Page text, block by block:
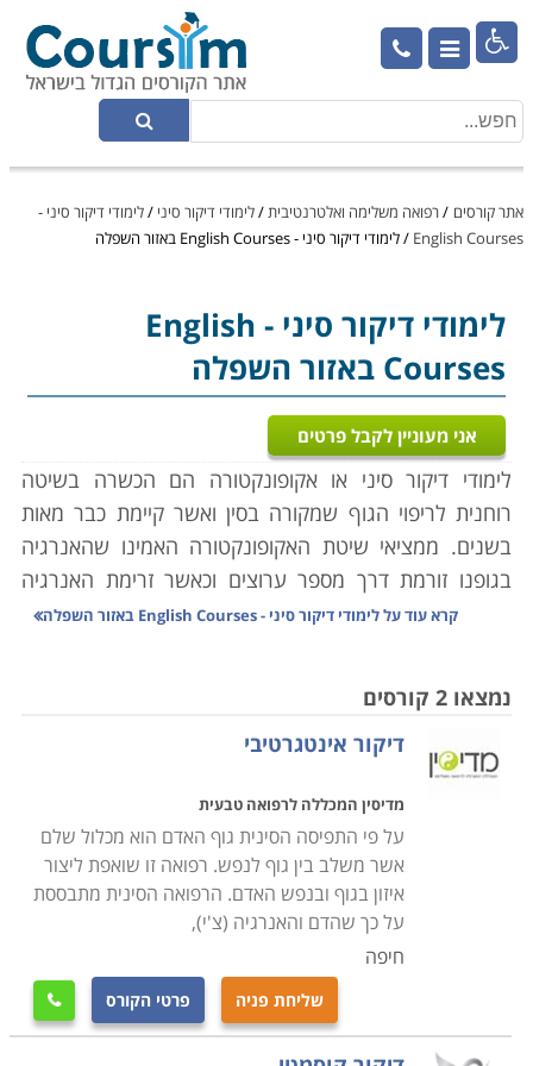

אתר קורסים /רפואה משלימה ואלטרנטיבית/לימודי דיקור סיני /לימודי דיקור סיני -
English Courses
/לימודי דיקור סיני - English Courses באזור השפלה
לימודי דיקור סיני
- English
Courses באזור השפלה
אני מעוניין לקבל פרטים
לימודי דיקור סיני או אקופונקטורה הם הכשרה בשיטה
רוחנית לריפוי הגוף שמקורה בסין ואשר קיימת כבר מאות
בשנים. ממציאי שיטת האקופונקטורה האמינו שהאנרגיה
בגופנו זורמת דרך מספר ערוצים וכאשר זרימת האנרגיה
אינה מאוזנת כנראה שיש חסימה או הפרעה מסוימת באחד
בעצם דיקור בנקודות מסוימות הקשורות לאוזור בו רוצים
לטפל.
ההשפעות של דיקור סיני על הגוף הן מורכבות. מחקרים
מראים כי הליך הדיקור מניב מספר השפעות על הגוף ועל
המוח. למעשה, סיבי העצב המגורים משדרים אותו לחוט
השדרה והמוח ומפעילים את מערכת העצבים המרכזית של
הגוף. בתגובה לכך חוט השדרה והמוח משחררים הורמונים
המפחיתים את תחושת הכאב תוך שיפור הבריאות הכללית
קרא עוד עללימודי דיקור סיני - English Courses באזור השפלה
נמצאו 2 קורסים
דיקור אינטגרטיבי
מדיסין המכללה לרפואה טבעית
על פי התפיסה הסינית גוף האדם הוא מכלול שלם
אשר משלב בין גוף לנפש. רפואה זו שואפת ליצור
איזון בגוף ובנפש האדם. הרפואה הסינית מתבססת
על כך שהדם והאנרגיה (צ'י),
חיפה
שליחת פניה פרטי הקורס 